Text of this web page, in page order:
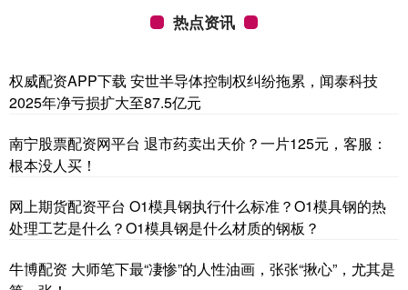
热点资讯
权威配资APP下载 安世半导体控制权纠纷拖累，闻泰科技
2025年净亏损扩大至87.5亿元
南宁股票配资网平台 退市药卖出天价？一片125元，客服：
根本没人买！
网上期货配资平台 O1模具钢执行什么标准？O1模具钢的热
处理工艺是什么？O1模具钢是什么材质的钢板？
牛博配资 大师笔下最“凄惨”的人性油画，张张“揪心”，尤其是